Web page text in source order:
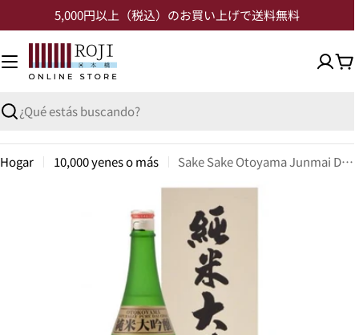
5,000円以上（税込）のお買い上げで送料無料
Hogar 10,000 yenes o más Sake Sake Otoyama Junmai Daiginjo 1800ml